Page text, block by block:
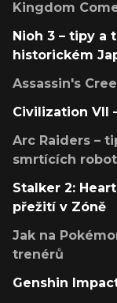
Kingdom
Nioh 3 – tipy a
historickém
Assassin's
Civilization VII
Arc Raiders –
smrtících
Stalker 2:
přežití v Zóně
Jak na
trenérů
Genshin